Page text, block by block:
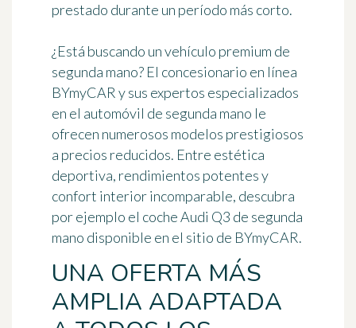
prestado durante un período más corto.
¿Está buscando un vehículo premium de
segunda mano? El concesionario en línea
BYmyCAR y sus expertos especializados
en el automóvil de segunda mano le
ofrecen numerosos modelos prestigiosos
a precios reducidos. Entre estética
deportiva, rendimientos potentes y
confort interior incomparable, descubra
por ejemplo el coche Audi Q3 de segunda
mano disponible en el sitio de BYmyCAR.
UNA OFERTA MÁS
AMPLIA ADAPTADA